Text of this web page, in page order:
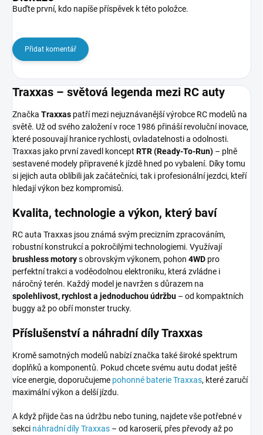
Buďte první, kdo napíše příspěvek k této položce.
Přidat komentář
Traxxas – světová legenda mezi RC auty
Značka Traxxas patří mezi nejuznávanější výrobce RC modelů na
světě. Už od svého založení v roce 1986 přináší revoluční inovace,
které posouvají hranice rychlosti, ovladatelnosti a odolnosti.
Traxxas jako první zavedl koncept RTR (Ready-To-Run) – plně
sestavené modely připravené k jízdě hned po vybalení. Díky tomu
si jejich auta oblíbili jak začátečníci, tak i profesionální jezdci, kteří
hledají výkon bez kompromisů.
Kvalita, technologie a výkon, který baví
RC auta Traxxas jsou známá svým precizním zpracováním,
robustní konstrukcí a pokročilými technologiemi. Využívají
brushless motorys obrovským výkonem, pohon 4WD pro
perfektní trakci a voděodolnou elektroniku, která zvládne i
náročný terén. Každý model je navržen s důrazem na
spolehlivost, rychlost a jednoduchou údržbu – od kompaktních
buggy až po obří monster trucky.
Příslušenství a náhradní díly Traxxas
Kromě samotných modelů nabízí značka také široké spektrum
doplňků a komponentů. Pokud chcete svému autu dodat ještě
více energie, doporučujeme pohonné baterie Traxxas, které zaručí
maximální výkon a delší jízdu.
A když přijde čas na údržbu nebo tuning, najdete vše potřebné v
sekci náhradní díly Traxxas – od karoserií, přes převody až po